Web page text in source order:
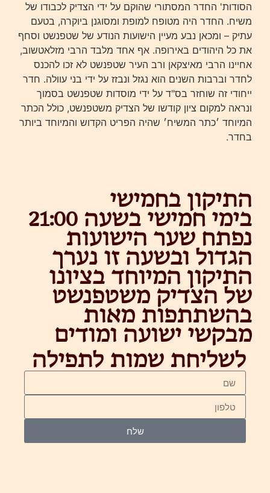
הסודות' החדר המסתורי שהוקם על ידי הצדיק לכבודו של
משיח. החדר היה מטופח למופת ומסוגנן ביוקרה, בטעם
עתיק – ומכאן נבע מעיין הישועות הנודע של שטפנשט וסחף
את כל היהודים באירופה. אף אחד מלבד הרבי מזלאטשוב,
אחיינו הרבי מאיצקאן ורב העיר שטפנשט לא זכו להכנס
לחדר וברבות השנים הוא נגזל ונבזז על ידי בני עוולה. חדר
ייחודי זה שוחזר בס"ד על ידי מוסדות שטפנשט בסמוך
ונראה למקום ציון קודשו של הצדיק משטפנשט, כולל הכתר
המיוחד ׳כתר המשיח׳ שהיה הפריט הקדוש והמיוחד ביותר
בחדר.
התיקון בחמישי
בימי חמישי בשעה 21:00
נפתח שער הישועות
הגדול ובשעה זו נערך
התיקון המיוחד בציונו
של הצדיק משטפנשט
בהשתתפות מאות
מבקשי ישועה ומודים
לשליחת שמות לתפילה
שלח